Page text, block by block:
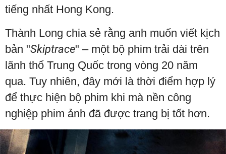
tiếng nhất Hong Kong.
Thành Long chia sẻ rằng anh muốn viết kịch
bản "Skiptrace" – một bộ phim trải dài trên
lãnh thổ Trung Quốc trong vòng 20 năm
qua. Tuy nhiên, đây mới là thời điểm hợp lý
để thực hiện bộ phim khi mà nền công
nghiệp phim ảnh đã được trang bị tốt hơn.